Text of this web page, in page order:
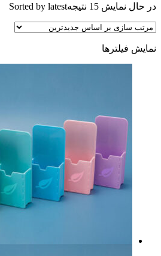
در حال نمایش 15 نتیجه Sorted by latest
نمایش فیلترها